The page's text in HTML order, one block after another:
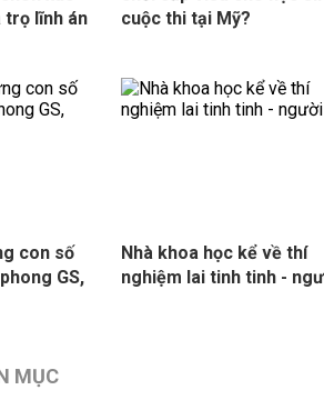
trọ lĩnh án
cuộc thi tại Mỹ?
con số
GS,
Nhà khoa học kể về thí
nghiệm lai tinh tinh -
MỤC